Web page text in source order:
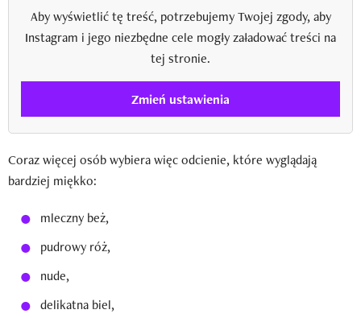
Aby wyświetlić tę treść, potrzebujemy Twojej zgody, aby
Instagram i jego niezbędne cele mogły załadować treści na
tej stronie.
Zmień ustawienia
Coraz więcej osób wybiera więc odcienie, które wyglądają
bardziej miękko:
mleczny beż,
pudrowy róż,
nude,
delikatna biel,